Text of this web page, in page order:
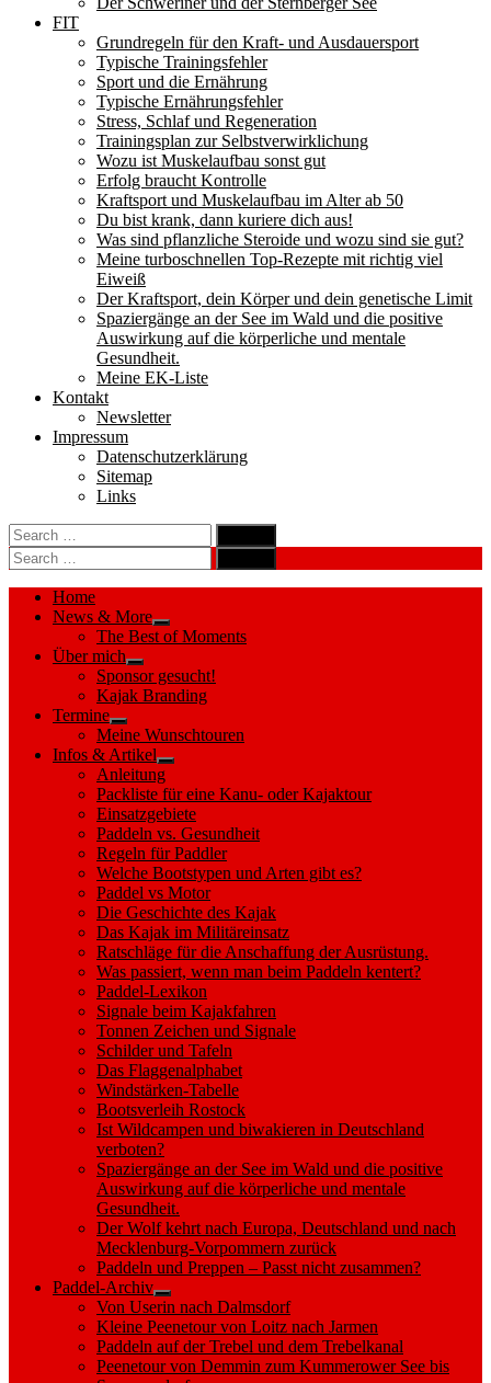
FIT
Grundregeln für den Kraft- und Ausdauersport
Typische Trainingsfehler
Sport und die Ernährung
Typische Ernährungsfehler
Stress, Schlaf und Regeneration
Trainingsplan zur Selbstverwirklichung
Wozu ist Muskelaufbau sonst gut
Erfolg braucht Kontrolle
Kraftsport und Muskelaufbau im Alter ab 50
Du bist krank, dann kuriere dich aus!
Was sind pflanzliche Steroide und wozu sind sie gut?
Meine turboschnellen Top-Rezepte mit richtig viel
Eiweiß
Der Kraftsport, dein Körper und dein genetische Limit
Spaziergänge an der See im Wald und die positive
Auswirkung auf die körperliche und mentale
Gesundheit.
Meine EK-Liste
Kontakt
Newsletter
Impressum
Datenschutzerklärung
Sitemap
Links
Search
for:
Search
Search
for:
Search
Home
News & More
Show
sub
The Best of Moments
Über mich
Show
sub
menu
Sponsor gesucht!
Kajak Branding
Termine
Show
sub
menu
Meine Wunschtouren
Infos & Artikel
Show
sub
menu
Anleitung
Packliste für eine Kanu- oder Kajaktour
Einsatzgebiete
Paddeln vs. Gesundheit
Regeln für Paddler
Welche Bootstypen und Arten gibt es?
Paddel vs Motor
Die Geschichte des Kajak
Das Kajak im Militäreinsatz
Ratschläge für die Anschaffung der Ausrüstung.
Was passiert, wenn man beim Paddeln kentert?
Paddel-Lexikon
Signale beim Kajakfahren
Tonnen Zeichen und Signale
Schilder und Tafeln
Das Flaggenalphabet
Windstärken-Tabelle
Bootsverleih Rostock
Ist Wildcampen und biwakieren in Deutschland
verboten?
Spaziergänge an der See im Wald und die positive
Auswirkung auf die körperliche und mentale
Gesundheit.
Der Wolf kehrt nach Europa, Deutschland und nach
Mecklenburg-Vorpommern zurück
Paddeln und Preppen – Passt nicht zusammen?
Paddel-Archiv
Show
sub
menu
Von Userin nach Dalmsdorf
Kleine Peenetour von Loitz nach Jarmen
Paddeln auf der Trebel und dem Trebelkanal
Peenetour von Demmin zum Kummerower See bis